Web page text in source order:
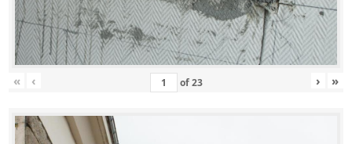
« ‹ of23 › »